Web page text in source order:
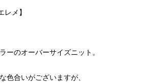
メ】
ーのオーバーサイズニット。
色合いがございますが、